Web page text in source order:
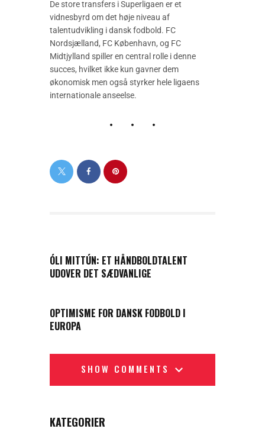
De store transfers i Superligaen er et
vidnesbyrd om det høje niveau af
talentudvikling i dansk fodbold. FC
Nordsjælland, FC København, og FC
Midtjylland spiller en central rolle i denne
succes, hvilket ikke kun gavner dem
økonomisk men også styrker hele ligaens
internationale anseelse.
ÓLI MITTÚN: ET HÅNDBOLDTALENT
UDOVER DET SÆDVANLIGE
OPTIMISME FOR DANSK FODBOLD I
EUROPA
SHOW COMMENTS
KATEGORIER